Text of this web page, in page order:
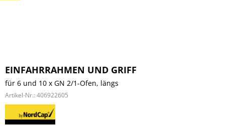
EINFAHRRAHMEN UND GRIFF
für 6 und 10 x GN 2/1-Ofen, längs
Artikel-Nr.: 406922605